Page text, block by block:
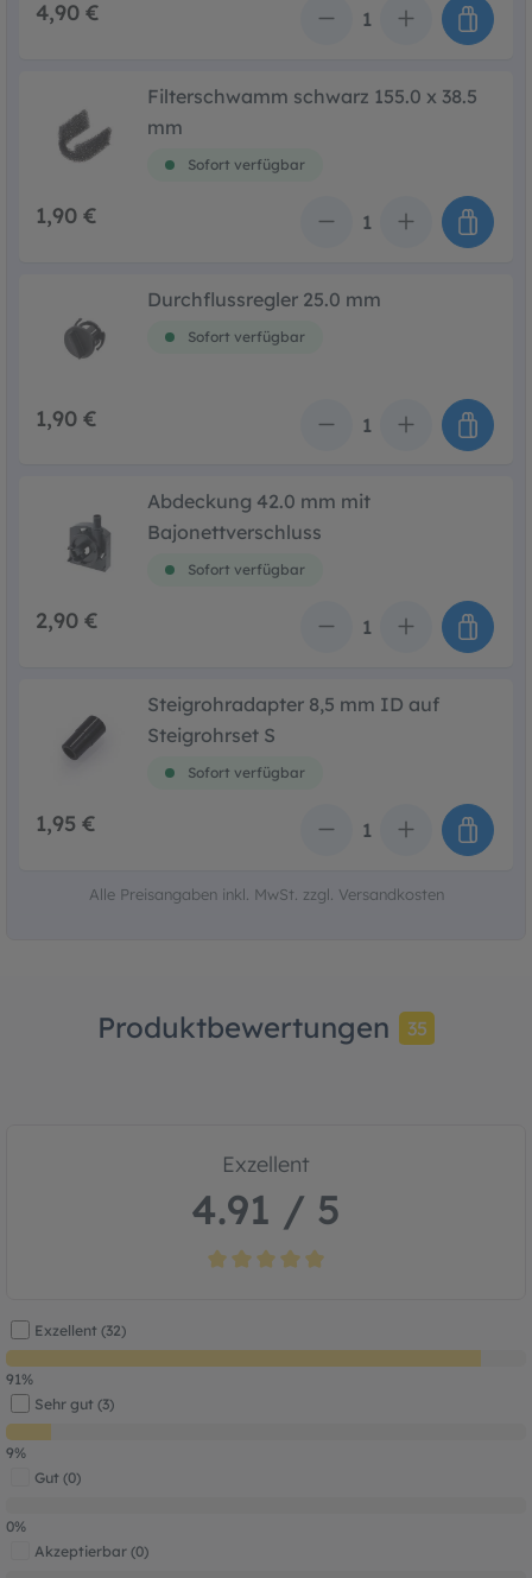
4,90 €
Filterschwamm schwarz 155.0 x 38.5
mm
Sofort verfügbar
1,90 €
Durchflussregler 25.0 mm
Sofort verfügbar
1,90 €
Abdeckung 42.0 mm mit
Bajonettverschluss
Sofort verfügbar
2,90 €
Steigrohradapter 8,5 mm ID auf
Steigrohrset S
Sofort verfügbar
1,95 €
Alle Preisangaben inkl. MwSt. zzgl. Versandkosten
Produktbewertungen 35
Exzellent
4.91 / 5
Exzellent (32)
91%
Sehr gut (3)
9%
Gut (0)
0%
Akzeptierbar (0)